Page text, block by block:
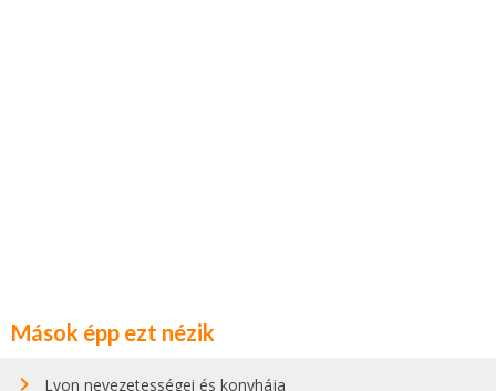
Mások épp ezt nézik
Lyon nevezetességei és konyhája